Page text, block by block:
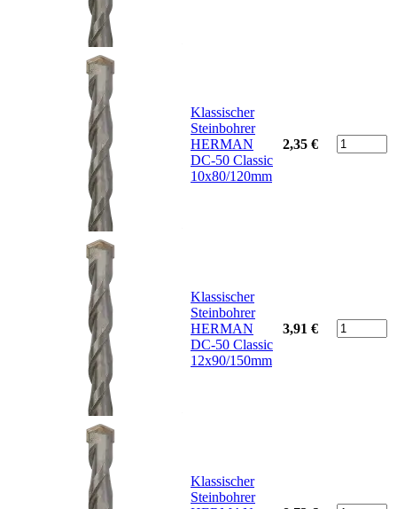
Klassischer
Steinbohrer
HERMAN
DC-50 Classic
10x80/120mm
2,35 €
Klassischer
Steinbohrer
HERMAN
DC-50 Classic
12x90/150mm
3,91 €
Klassischer
Steinbohrer